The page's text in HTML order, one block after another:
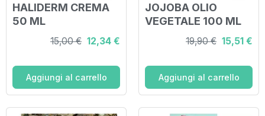
HALIDERM CREMA
50 ML
15,00 € 12,34 €
Aggiungi al carrello
JOJOBA OLIO
VEGETALE 100 ML
19,90 € 15,51 €
Aggiungi al carrello